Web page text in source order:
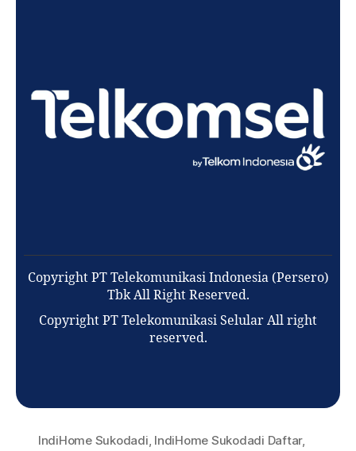
Copyright PT Telekomunikasi Indonesia (Persero)
Tbk All Right Reserved.
Copyright PT Telekomunikasi Selular All right
reserved.
IndiHome Sukodadi, IndiHome Sukodadi Daftar,